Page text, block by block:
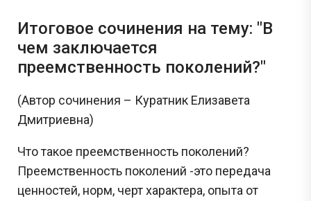
Итоговое сочинения на тему: "В
чем заключается
преемственность поколений?"
(Автор сочинения – Куратник Елизавета
Дмитриевна)
Что такое преемственность поколений?
Преемственность поколений -это передача
ценностей, норм, черт характера, опыта от